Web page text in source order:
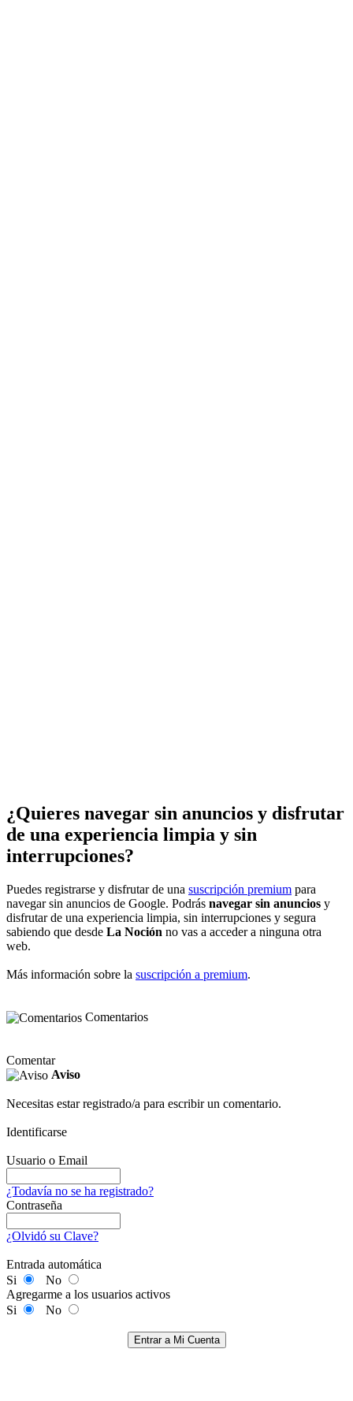
¿Quieres navegar sin anuncios y disfrutar
de una experiencia limpia y sin
interrupciones?
Puedes registrarse y disfrutar de una suscripción premium para
navegar sin anuncios de Google. Podrás navegar sin anuncios y
disfrutar de una experiencia limpia, sin interrupciones y segura
sabiendo que desde La Noción no vas a acceder a ninguna otra
web.
Más información sobre la suscripción a premium.
Comentarios
Comentar
Aviso
Necesitas estar registrado/a para escribir un comentario.
Identificarse
Usuario o Email
¿Todavía no se ha registrado?
Contraseña
¿Olvidó su Clave?
Entrada automática
Si
No
Agregarme a los usuarios activos
Si
No
Entrar a Mi Cuenta